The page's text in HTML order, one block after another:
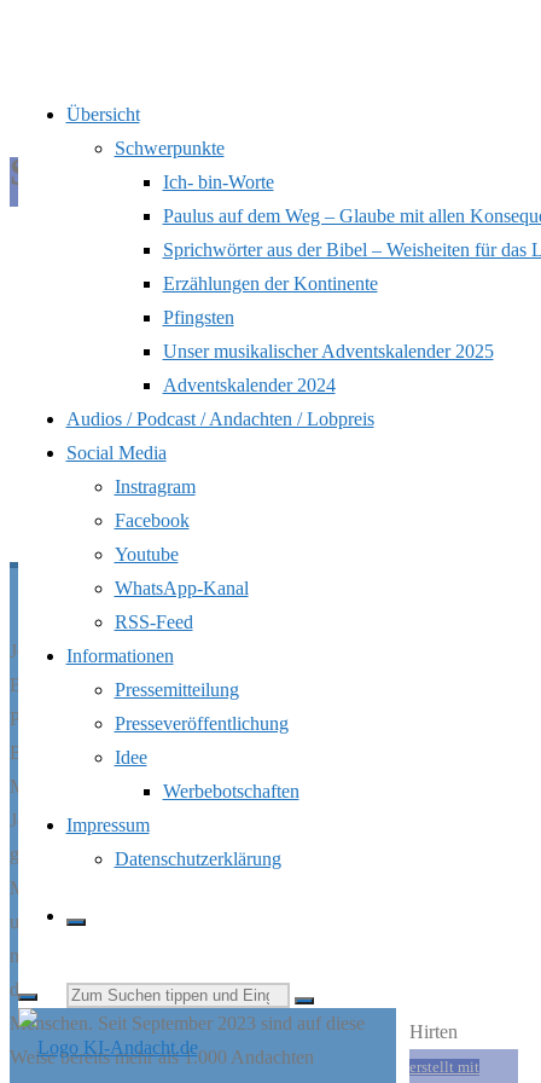
springen
Übersicht
Schwerpunkte
Ich- bin-Worte
Paulus auf dem Weg – Glaube mit allen
Sprichwörter aus der Bibel – Weisheiten für das
Erzählungen der Kontinente
Pfingsten
Unser musikalischer Adventskalender 2025
Adventskalender 2024
Audios / Podcast / Andachten / Lobpreis
Social Media
Instragram
Facebook
Youtube
WhatsApp-Kanal
RSS-Feed
Informationen
Pressemitteilung
Presseveröffentlichung
Idee
Werbebotschaften
Impressum
Datenschutzerklärung
Suchen
Schlagwort:Fürsorge
Start
Beiträge
erstellt mit
Jeden Tag verbindet KI-Andacht die Botschaft der
Bibel mit aktuellen Themen aus Gesellschaft,
Politik und dem persönlichen Leben. Texte,
Bilder, Videos, Podcastfolgen, Stimmen und
Musik entstehen mithilfe Künstlicher Intelligenz.
Jede Andacht kann gelesen oder als Podcast
gehört werden. Die eigens komponierten
Musikstücke greifen das Thema der Andacht auf
und laden dazu ein, den Gedanken musikalisch
nachklingen zu lassen. Die Themenauswahl sowie
die redaktionelle Endkontrolle erfolgen durch
Menschen. Seit September 2023 sind auf diese
Weise bereits mehr als 1.000 Andachten